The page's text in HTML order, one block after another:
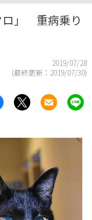
ロ」 重病乗り
2019/07/28
(最終更新： 2019/07/30)